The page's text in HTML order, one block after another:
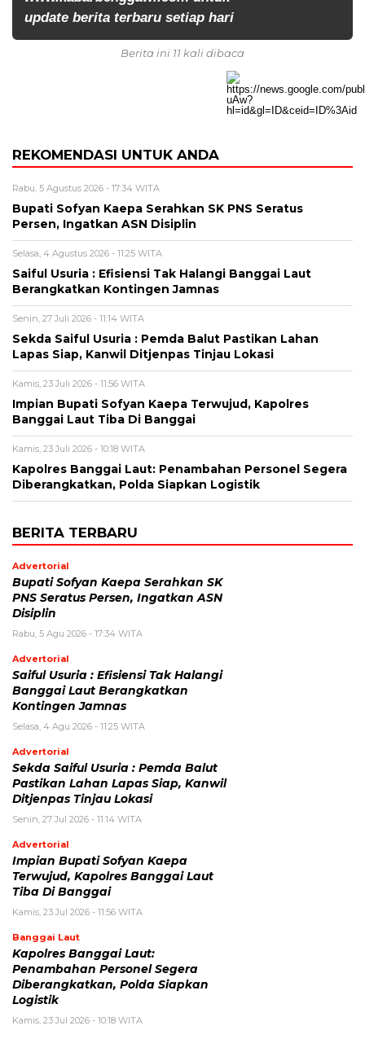
update berita terbaru setiap hari
Berita ini 11 kali dibaca
REKOMENDASI UNTUK ANDA
Rabu, 5 Agustus 2026 - 17:34 WITA
Bupati Sofyan Kaepa Serahkan SK PNS Seratus
Persen, Ingatkan ASN Disiplin
Selasa, 4 Agustus 2026 - 11:25 WITA
Saiful Usuria : Efisiensi Tak Halangi Banggai Laut
Berangkatkan Kontingen Jamnas
Senin, 27 Juli 2026 - 11:14 WITA
Sekda Saiful Usuria : Pemda Balut Pastikan Lahan
Lapas Siap, Kanwil Ditjenpas Tinjau Lokasi
Kamis, 23 Juli 2026 - 11:56 WITA
Impian Bupati Sofyan Kaepa Terwujud, Kapolres
Banggai Laut Tiba Di Banggai
Kamis, 23 Juli 2026 - 10:18 WITA
Kapolres Banggai Laut: Penambahan Personel Segera
Diberangkatkan, Polda Siapkan Logistik
BERITA TERBARU
Advertorial
Bupati Sofyan Kaepa Serahkan SK
PNS Seratus Persen, Ingatkan ASN
Disiplin
Rabu, 5 Agu 2026 - 17:34 WITA
Advertorial
Saiful Usuria : Efisiensi Tak Halangi
Banggai Laut Berangkatkan
Kontingen Jamnas
Selasa, 4 Agu 2026 - 11:25 WITA
Advertorial
Sekda Saiful Usuria : Pemda Balut
Pastikan Lahan Lapas Siap, Kanwil
Ditjenpas Tinjau Lokasi
Senin, 27 Jul 2026 - 11:14 WITA
Advertorial
Impian Bupati Sofyan Kaepa
Terwujud, Kapolres Banggai Laut
Tiba Di Banggai
Kamis, 23 Jul 2026 - 11:56 WITA
Banggai Laut
Kapolres Banggai Laut:
Penambahan Personel Segera
Diberangkatkan, Polda Siapkan
Logistik
Kamis, 23 Jul 2026 - 10:18 WITA